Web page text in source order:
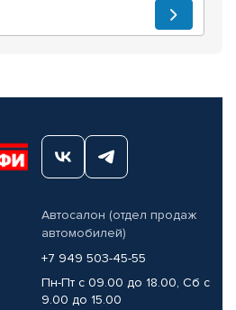
Автосалон (отдел продаж
автомобилей)
+7 949 503-45-55
Пн-Пт с 09.00 до 18.00, Сб с
9.00 до 15.00